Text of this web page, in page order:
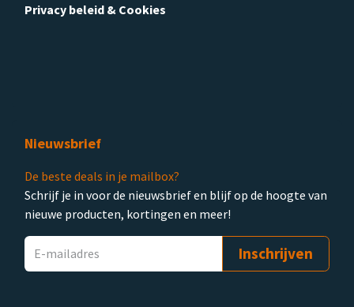
Privacy beleid & Cookies
Nieuwsbrief
De beste deals in je mailbox?
Schrijf je in voor de nieuwsbrief en blijf op de hoogte van
nieuwe producten, kortingen en meer!
Inschrijven